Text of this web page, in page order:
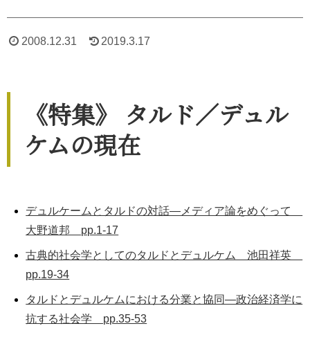
2008.12.31 2019.3.17
《特集》 タルド／デュル
ケムの現在
デュルケームとタルドの対話―メディア論をめぐって
大野道邦 pp.1-17
古典的社会学としてのタルドとデュルケム 池田祥英
pp.19-34
タルドとデュルケムにおける分業と協同―政治経済学に
抗する社会学 pp.35-53